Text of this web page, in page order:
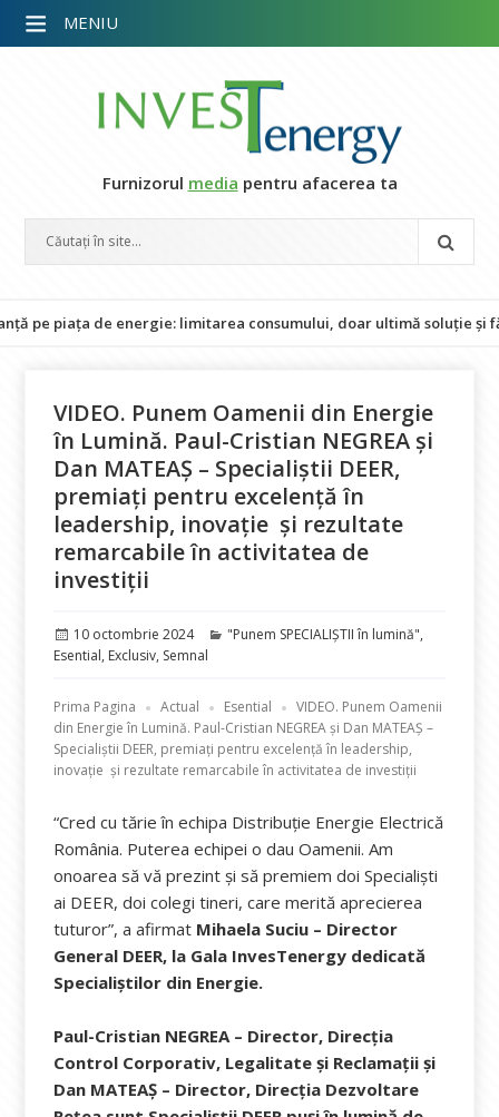
Furnizorul media pentru afacerea ta
de energie: limitarea consumului, doar ultimă soluție și fără
VIDEO. Punem Oamenii din Energie
în Lumină. Paul-Cristian NEGREA și
Dan MATEAȘ – Specialiștii DEER,
premiați pentru excelență în
leadership, inovație și rezultate
remarcabile în activitatea de
investiții
Publicat
pe
10 octombrie 2024 Categorii
"Punem SPECIALIȘTII în lumină",
Esential, Exclusiv, Semnal
Prima Pagina Actual Esential
VIDEO. Punem Oamenii
din Energie în Lumină. Paul-Cristian NEGREA și Dan MATEAȘ –
Specialiștii DEER, premiați pentru excelență în leadership,
inovație și rezultate remarcabile în activitatea de investiții
“Cred cu tărie în echipa Distribuție Energie Electrică
România. Puterea echipei o dau Oamenii. Am
onoarea să vă prezint și să premiem doi Specialiști
ai DEER, doi colegi tineri, care merită aprecierea
tuturor”, a afirmat Mihaela Suciu – Director
General DEER, la Gala InvesTenergy dedicată
Specialiștilor din Energie.
Paul-Cristian NEGREA – Director, Direcția
Control Corporativ, Legalitate și Reclamații și
Dan MATEAȘ – Director, Direcția Dezvoltare
MENIU